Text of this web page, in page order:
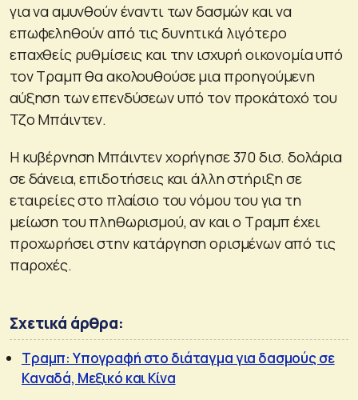
για να αμυνθούν έναντι των δασμών και να
επωφεληθούν από τις δυνητικά λιγότερο
επαχθείς ρυθμίσεις και την ισχυρή οικονομία υπό
τον Τραμπ θα ακολουθούσε μια προηγούμενη
αύξηση των επενδύσεων υπό τον προκάτοχό του
Τζο Μπάιντεν.
Η κυβέρνηση Μπάιντεν χορήγησε 370 δισ. δολάρια
σε δάνεια, επιδοτήσεις και άλλη στήριξη σε
εταιρείες στο πλαίσιο του νόμου του για τη
μείωση του πληθωρισμού, αν και ο Τραμπ έχει
προχωρήσει στην κατάργηση ορισμένων από τις
παροχές.
Σχετικά άρθρα:
Τραμπ: Υπογραφή στο διάταγμα για δασμούς σε
Καναδά, Μεξικό και Κίνα